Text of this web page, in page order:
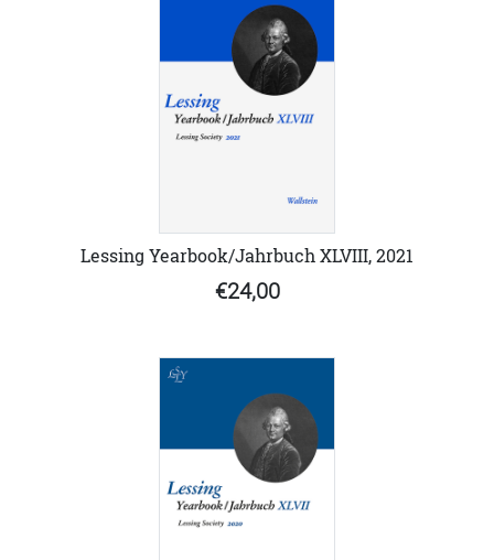
Lessing Yearbook/Jahrbuch XLVIII, 2021
€24,00